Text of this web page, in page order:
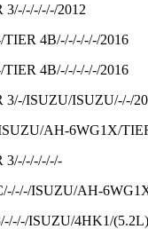
3/-/-/-/-/-/2012
4B/-/-/-/-/-/2016
4B/-/-/-/-/-/2016
3/-/ISUZU/ISUZU/-/-/
AH-6WG1X/
3/-/-/-/-/-/-
ISUZU/AH-
ISUZU/4HK1/